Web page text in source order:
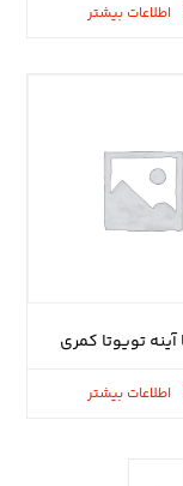
اطلاعات بیشتر
آینه تویوتا کمری
اطلاعات بیشتر